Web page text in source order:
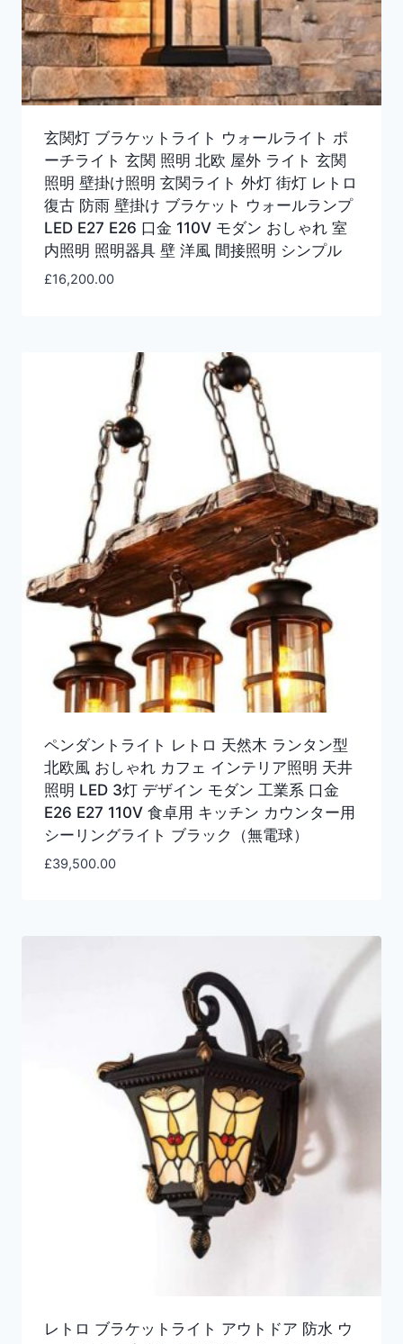
玄関灯 ブラケットライト ウォールライト ポ
ーチライト 玄関 照明 北欧 屋外 ライト 玄関
照明 壁掛け照明 玄関ライト 外灯 街灯 レトロ
復古 防雨 壁掛け ブラケット ウォールランプ
LED E27 E26 口金 110V モダン おしゃれ 室
内照明 照明器具 壁 洋風 間接照明 シンプル
£16,200.00
ペンダントライト レトロ 天然木 ランタン型
北欧風 おしゃれ カフェ インテリア照明 天井
照明 LED 3灯 デザイン モダン 工業系 口金
E26 E27 110V 食卓用 キッチン カウンター用
シーリングライト ブラック（無電球）
£39,500.00
レトロ ブラケットライト アウトドア 防水 ウ